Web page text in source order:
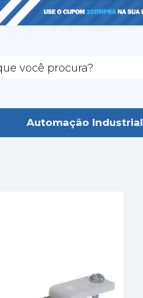
Automação Industrial